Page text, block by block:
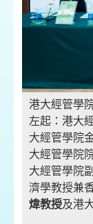
港大經管學
左起：港大
大經管學院
大經管學院
大經管學院
濟學教授兼
煒教授及港